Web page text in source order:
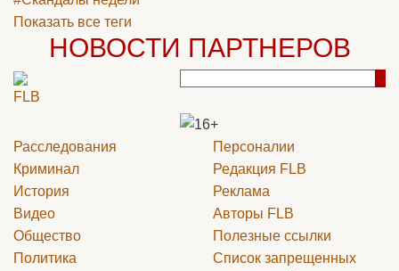
Показать все теги
НОВОСТИ ПАРТНЕРОВ
Расследования
Криминал
История
Видео
Общество
Политика
Персоналии
Редакция FLB
Реклама
Авторы FLB
Полезные ссылки
Список запрещенных